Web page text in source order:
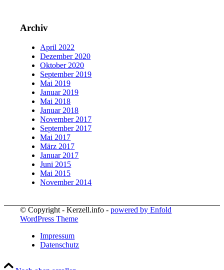
Archiv
April 2022
Dezember 2020
Oktober 2020
September 2019
Mai 2019
Januar 2019
Mai 2018
Januar 2018
November 2017
September 2017
Mai 2017
März 2017
Januar 2017
Juni 2015
Mai 2015
November 2014
© Copyright - Kerzell.info -powered by Enfold
WordPress Theme
Impressum
Datenschutz